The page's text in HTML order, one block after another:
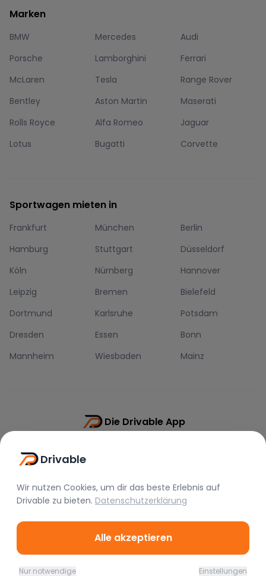
Marken
BMW Mercedes
Audi
Porsche
Lamborghini
Ferrari
McLaren
Tesla
Range Rover
Bentley
Aston Martin
Maserati
Rolls Royce
Alfa Romeo
Jaguar
Lotus
Bugatti Corvette
Sportwagen mieten in
Frankfurt München
Berlin
Hamburg
Stuttgart
Düsseldorf
Köln
Nürnberg
Hannover
Leipzig
Bremen
Bielefeld
Dortmund
Karlsruhe
Potsdam
Dresden
Essen
Bonn
Mannheim
Wiesbaden Mainz
Die Drivable App
©2026Drivable.Alle Rechte vorbehalten.
Drivable
Wir nutzen Cookies, um dir das beste Erlebnis auf
Drivable zu bieten. Datenschutzerklärung
Alle akzeptieren
Nur notwendige Einstellungen